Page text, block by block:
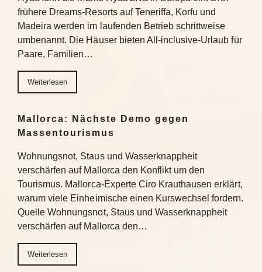
frühere Dreams-Resorts auf Teneriffa, Korfu und
Madeira werden im laufenden Betrieb schrittweise
umbenannt. Die Häuser bieten All-inclusive-Urlaub für
Paare, Familien…
Weiterlesen
Mallorca: Nächste Demo gegen
Massentourismus
Wohnungsnot, Staus und Wasserknappheit
verschärfen auf Mallorca den Konflikt um den
Tourismus. Mallorca-Experte Ciro Krauthausen erklärt,
warum viele Einheimische einen Kurswechsel fordern.
Quelle Wohnungsnot, Staus und Wasserknappheit
verschärfen auf Mallorca den…
Weiterlesen